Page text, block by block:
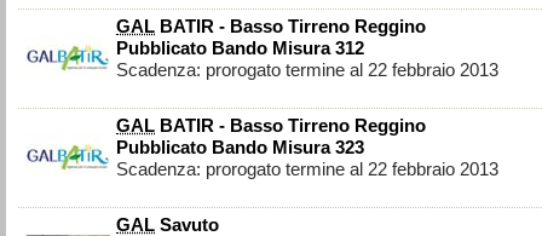
GAL BATIR - Basso Tirreno Reggino
Pubblicato Bando Misura 312
Scadenza: prorogato termine al 22 febbraio 2013
GAL BATIR - Basso Tirreno Reggino
Pubblicato Bando Misura 323
Scadenza: prorogato termine al 22 febbraio 2013
GAL Savuto